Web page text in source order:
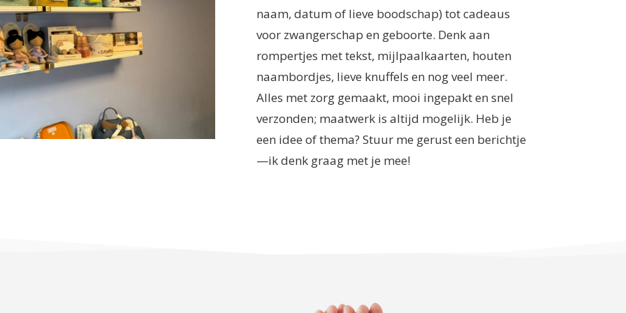
naam, datum of lieve boodschap) tot cadeaus
voor zwangerschap en geboorte. Denk aan
rompertjes met tekst, mijlpaalkaarten, houten
naambordjes, lieve knuffels en nog veel meer.
Alles met zorg gemaakt, mooi ingepakt en snel
verzonden; maatwerk is altijd mogelijk. Heb je
een idee of thema? Stuur me gerust een berichtje
—ik denk graag met je mee!